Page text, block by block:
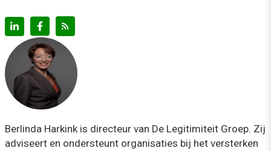
Berlinda Harkink is directeur van De Legitimiteit Groep. Zij
adviseert en ondersteunt organisaties bij het versterken